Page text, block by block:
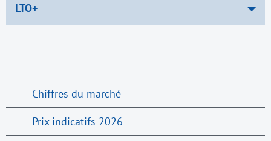
LTO+
Chiffres du marché
Prix indicatifs 2026